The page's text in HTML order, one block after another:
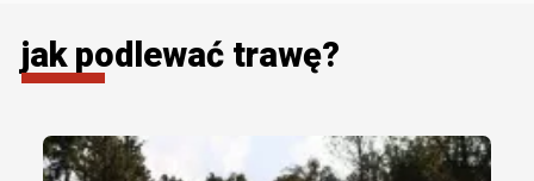
jak podlewać trawę?